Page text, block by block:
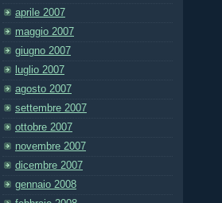
aprile 2007
maggio 2007
giugno 2007
luglio 2007
agosto 2007
settembre 2007
ottobre 2007
novembre 2007
dicembre 2007
gennaio 2008